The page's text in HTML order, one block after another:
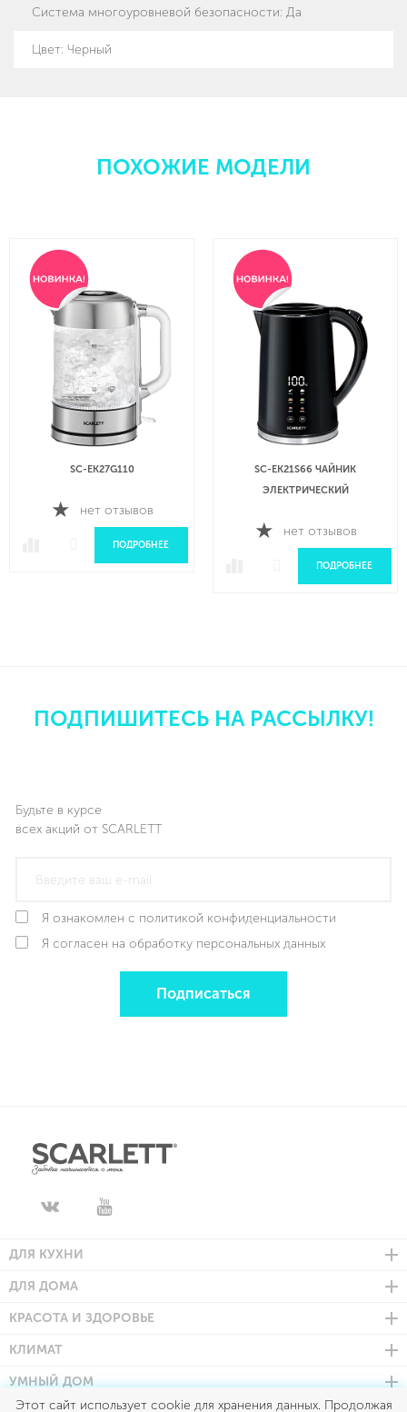
Система многоуровневой безопасности: Да
Цвет: Черный
ПОХОЖИЕ МОДЕЛИ
SC-EK27G110
нет отзывов
ПОДРОБНЕЕ
SC-EK21S66 ЧАЙНИК
ЭЛЕКТРИЧЕСКИЙ
нет отзывов
ПОДРОБНЕЕ
ПОДПИШИТЕСЬ НА РАССЫЛКУ!
Будьте в курсе
всех акций от SCARLETT
Я ознакомлен с политикой конфиденциальности
Я согласен на обработку персональных данных
Подписаться
ДЛЯ КУХНИ
ДЛЯ ДОМА
КРАСОТА И ЗДОРОВЬЕ
КЛИМАТ
УМНЫЙ ДОМ
Этот сайт использует cookie для хранения данных. Продолжая